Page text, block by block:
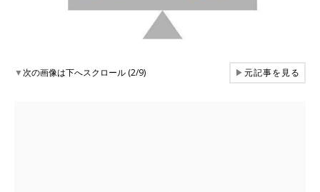
▼次の画像は下へスクロール (2/9) ▶元記事を見る